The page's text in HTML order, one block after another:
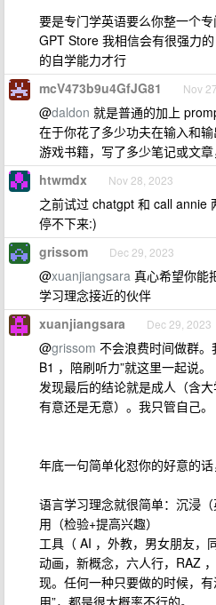
要是专门学英语要么你整一个
GPT Store 我相信会有很强力
的自学能力才行
mcV473b9u4GfJG81 Nov
@daldon 就是普通的加上
在于你花了多少功夫在输入和
游戏书籍，写了多少笔记或文章
htwmdx Nov 28, 2023
之前试过 chatgpt 和 call annie
停不下来:)
grissom Dec 29, 2023
@xuanjiangsara 真心希望你能
学习理念接近的伙伴
xuanjiangsara Dec 29, 2023
@grissom 不会浪费时间做群
B1 ，陪刷听力”就这里一起说。
发现最后的结论就是成人（含
有意还是无意）。我只管自己。
年底一句简单化怼你的好意的
语言学习理念就很简单：沉浸
用（检验+提高兴趣）
工具（ AI ，外教，男女朋友，
动画，新概念，六人行，RAZ
现。任何一种只要做的时候，
用”，都是很大概率不行的。